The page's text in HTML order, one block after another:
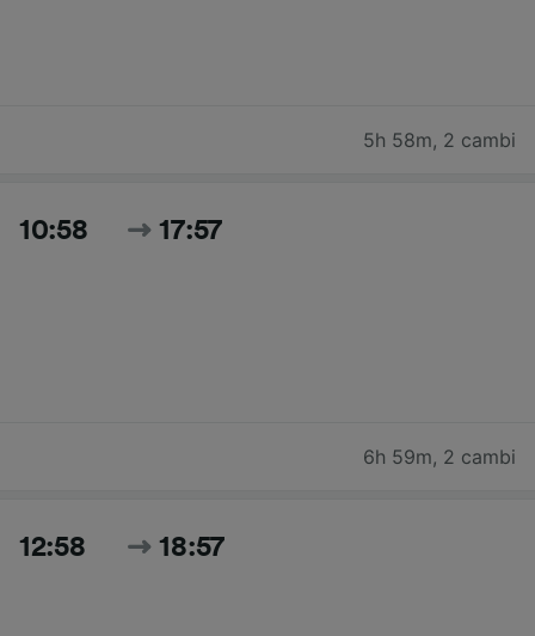
5h 58m, 2 cambi
10:58 17:57
6h 59m, 2 cambi
12:58 18:57